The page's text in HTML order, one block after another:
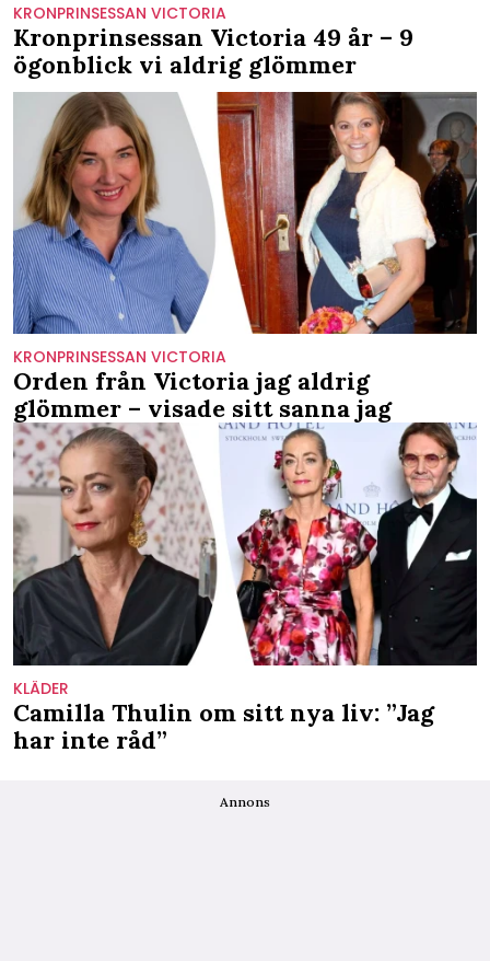
KRONPRINSESSAN VICTORIA
Kronprinsessan Victoria 49 år – 9
ögonblick vi aldrig glömmer
KRONPRINSESSAN VICTORIA
Orden från Victoria jag aldrig
glömmer – visade sitt sanna jag
KLÄDER
Camilla Thulin om sitt nya liv: ”Jag
har inte råd”
Annons